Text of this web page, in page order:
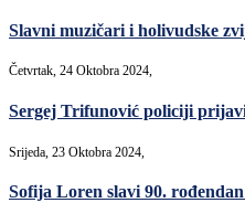
Slavni muzičari i holivudske
Četvrtak, 24 Oktobra 2024,
Sergej Trifunović policiji
Srijeda, 23 Oktobra 2024,
Sofija Loren slavi 90.